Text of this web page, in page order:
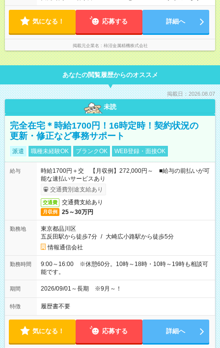
12:00から60分休憩
気になる！ 応募する 詳細へ
掲載元企業名 柿沼金属精機株式会社
あなたの閲覧履歴からのオススメ
掲載日：2026.08.07
未読
完全在宅＊時給1700円！16時定時！契約状況の
更新・修正など事務サポート
派遣 職種未経験OK ブランクOK WEB登録・面接OK
給与
時給1700円＋交 【月収例】272,000円～ ■給与の前払いが可
能な速払いサービスあり
交通費別途支給あり
交通費 交通費支給あり
月収例 25～30万円
勤務地
東京都品川区
五反田駅から徒歩7分 / 大崎広小路駅から徒歩5分
情報通信会社
勤務時間
9:00～16:00 ※休憩60分。10時～18時・10時～19時も相談可
能です。
期間 2026/09/01～長期 ※9月～！
特徴 履歴書不要
気になる！ 応募する 詳細へ